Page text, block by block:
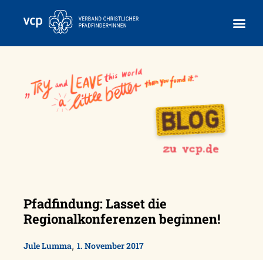
Pfadfindung: Lasset die
Regionalkonferenzen beginnen!
Jule Lumma, 1. November 2017